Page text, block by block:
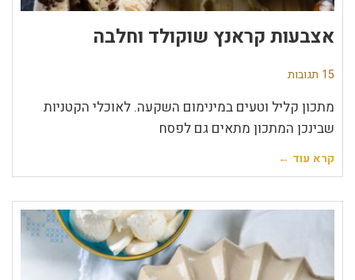
אצבעות קראנץ שוקולד וחלבה
15 תגובות
מתכון קליל וטעים במינימום השקעה. לאוכלי הקטניות
שבינכן המתכון מתאים גם לפסח
קרא עוד ←